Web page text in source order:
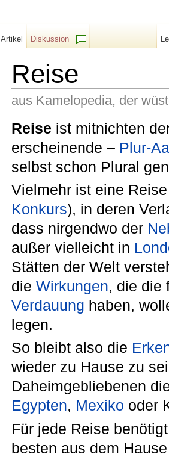
Reise
aus Kamelopedia, der
Reise ist mitnichten
erscheinende – Plur-
selbst schon Plural
Vielmehr ist eine
Konkurs), in deren
dass nirgendwo der
außer vielleicht in
Stätten der Welt
die Wirkungen, die die
Verdauung haben,
legen.
So bleibt also die
wieder zu Hause zu
Daheimgebliebenen
Egypten, Mexiko oder
Für jede Reise
besten aus dem
Artikel
Diskussion